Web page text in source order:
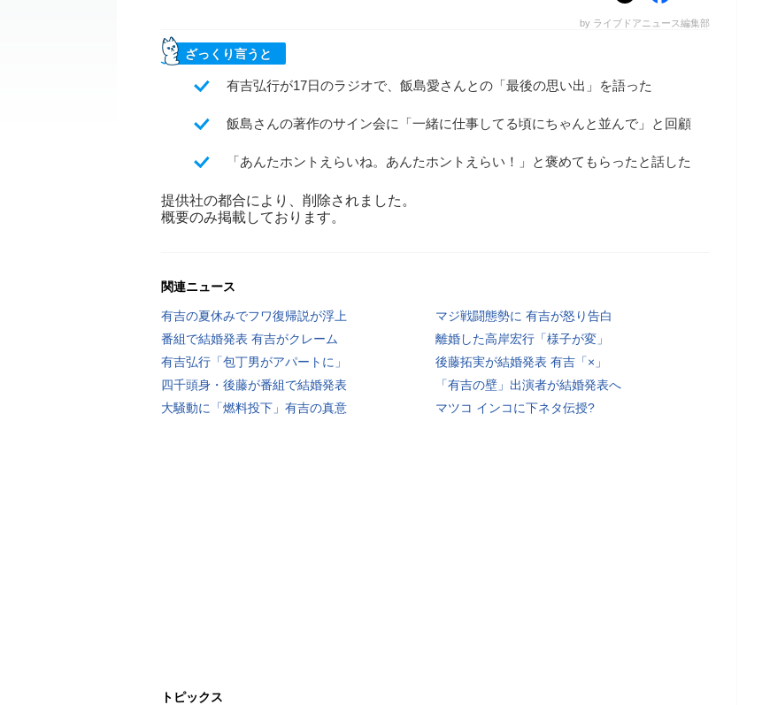
by ライブドアニュース編集部
ざっくり言うと
有吉弘行が17日のラジオで、飯島愛さんとの「最後の思い出」を語った
飯島さんの著作のサイン会に「一緒に仕事してる頃にちゃんと並んで」と回顧
「あんたホントえらいね。あんたホントえらい！」と褒めてもらったと話した
提供社の都合により、削除されました。
概要のみ掲載しております。
関連ニュース
有吉の夏休みでフワ復帰説が浮上
マジ戦闘態勢に 有吉が怒り告白
番組で結婚発表 有吉がクレーム
離婚した高岸宏行「様子が変」
有吉弘行「包丁男がアパートに」
後藤拓実が結婚発表 有吉「×」
四千頭身・後藤が番組で結婚発表
「有吉の壁」出演者が結婚発表へ
大騒動に「燃料投下」有吉の真意
マツコ インコに下ネタ伝授?
トピックス